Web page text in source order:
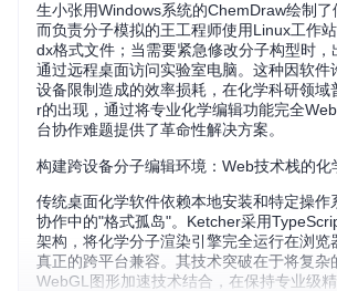
生小张用Windows系统的ChemDraw绘制了
而负责分子模拟的王工程师使用Linux工作
dx格式文件；当需要紧急修改分子构型时，
通过远程桌面访问实验室电脑。这种因软件
设备限制造成的效率损耗，在化学科研领域
r的出现，通过将专业化学编辑功能完全
台协作难题提供了革命性解决方案。
构建跨设备分子编辑环境：Web技术栈的化
传统桌面化学软件依赖本地安装和特定操作
协作中的"格式孤岛"。Ketcher采用
架构，将化学分子渲染引擎完全运行在浏览
真正的跨平台兼容。其技术突破在于将复杂
WebGL图形加速技术结合，在保持专业级